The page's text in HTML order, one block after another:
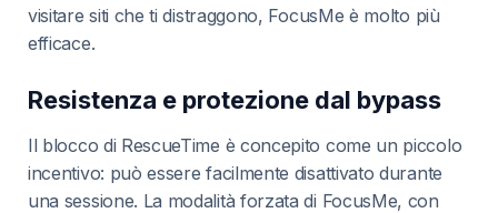
visitare siti che ti distraggono, FocusMe è molto più
efficace.
Resistenza e protezione dal bypass
Il blocco di RescueTime è concepito come un piccolo
incentivo: può essere facilmente disattivato durante
una sessione. La modalità forzata di FocusMe, con